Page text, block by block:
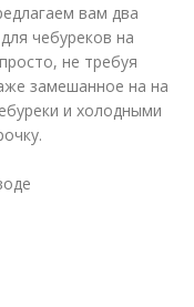
вам два
чебуреков на
не требуя
замешанное на на
и холодными